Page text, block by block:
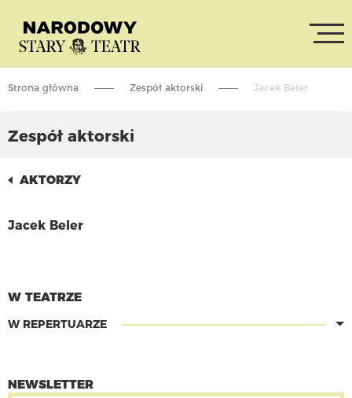
Strona główna Zespół aktorski Jacek Beler
Zespół aktorski
AKTORZY
Jacek Beler
W TEATRZE
W REPERTUARZE
NEWSLETTER